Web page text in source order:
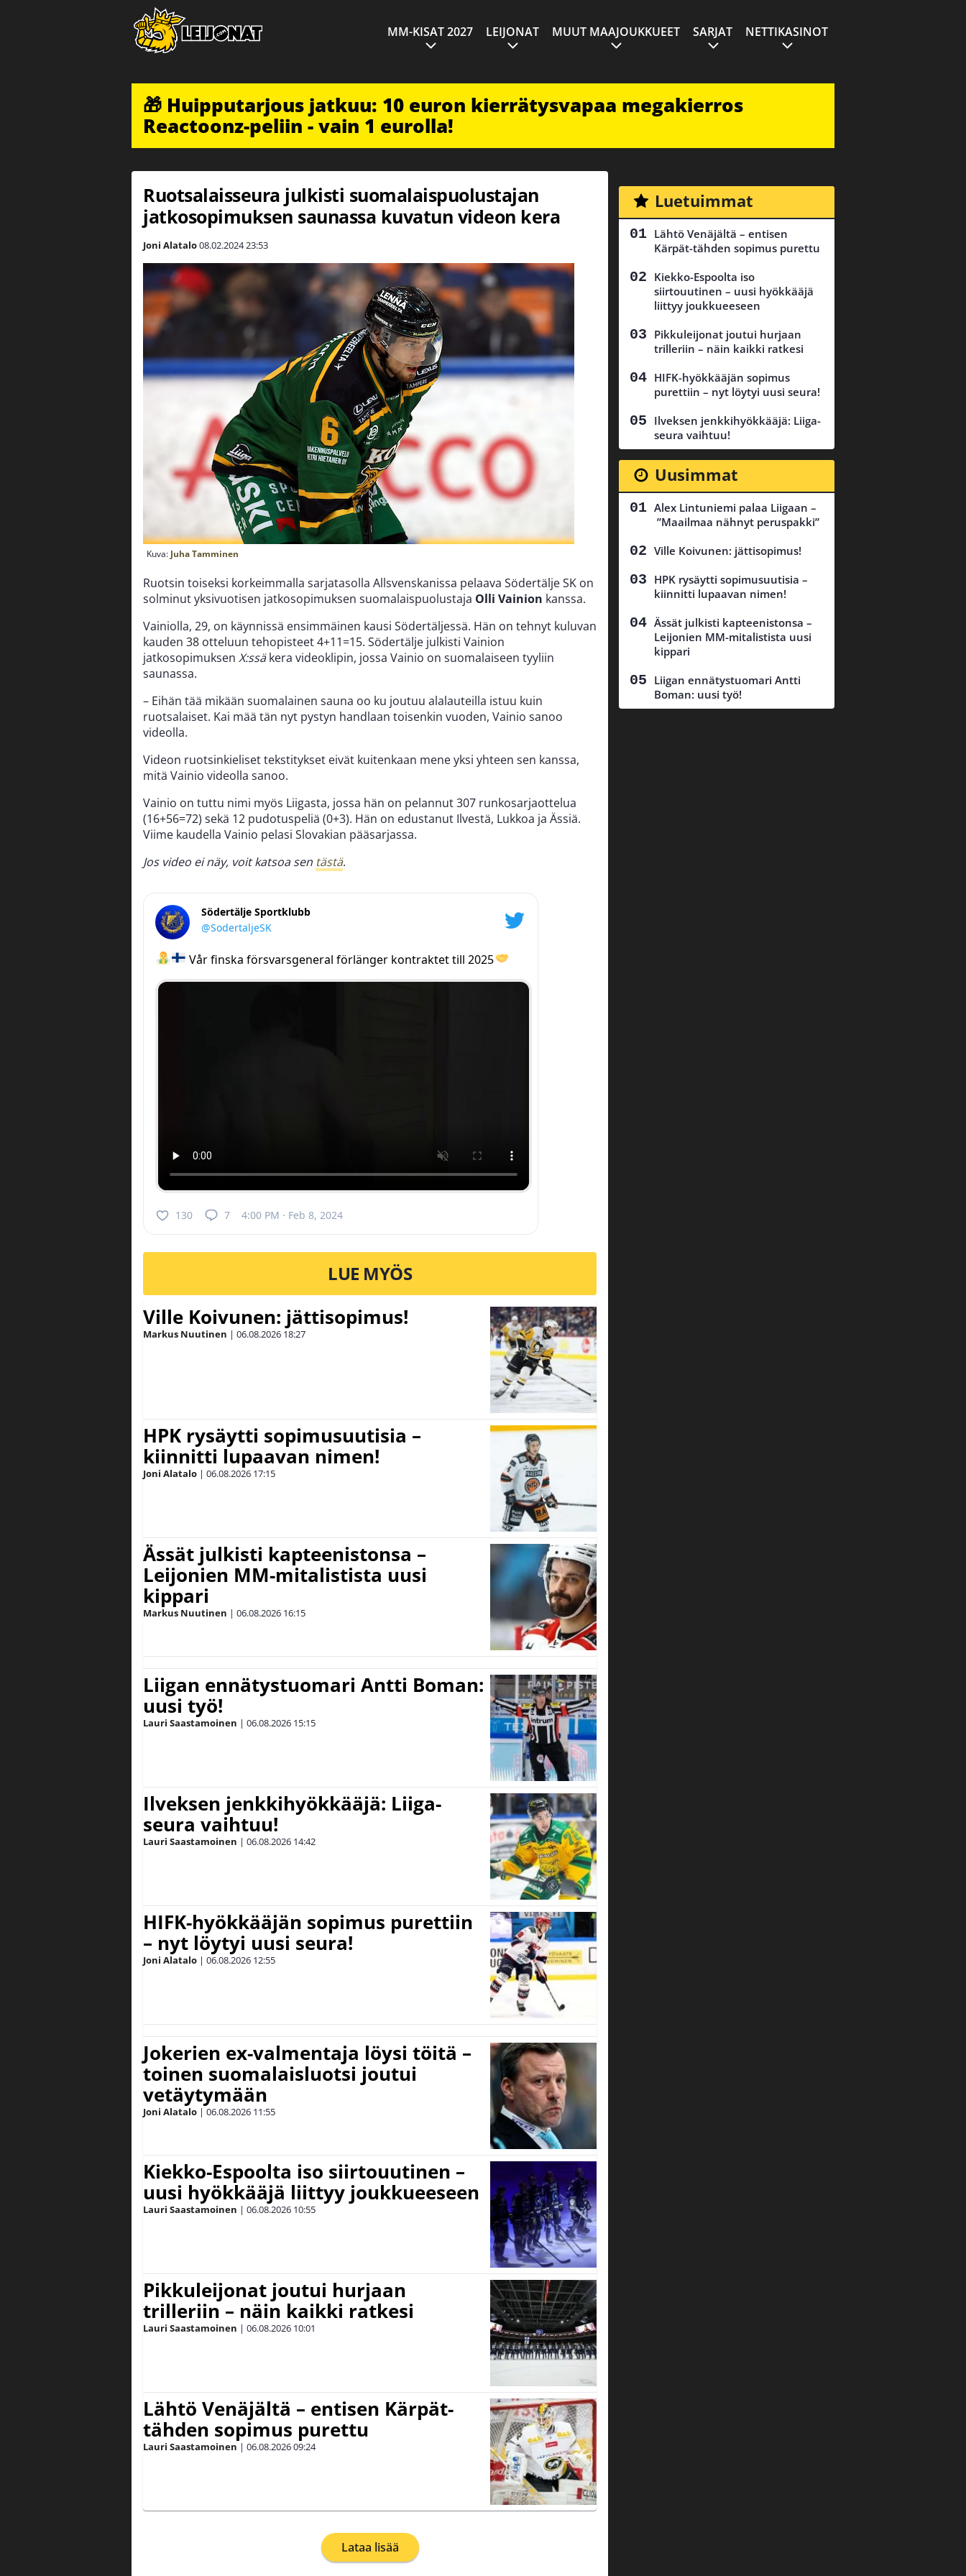
MM-KISAT 2027 LEIJONAT MUUT MAAJOUKKUEET SARJAT NETTIKASINOT
🎁 Huipputarjous jatkuu: 10 euron kierrätysvapaa megakierros
Reactoonz-peliin - vain 1 eurolla!
Ruotsalaisseura julkisti suomalaispuolustajan
jatkosopimuksen saunassa kuvatun videon kera
Joni Alatalo08.02.202423:53
Kuva: Juha Tamminen
Ruotsin toiseksi korkeimmalla sarjatasolla Allsvenskanissa pelaava Södertälje SK on
solminut yksivuotisen jatkosopimuksen suomalaispuolustaja Olli Vainion kanssa.
Vainiolla, 29, on käynnissä ensimmäinen kausi Södertäljessä. Hän on tehnyt kuluvan
kauden 38 otteluun tehopisteet 4+11=15. Södertälje julkisti Vainion
jatkosopimuksen X:ssäkera videoklipin, jossa Vainio on suomalaiseen tyyliin
saunassa.
– Eihän tää mikään suomalainen sauna oo ku joutuu alalauteilla istuu kuin
ruotsalaiset. Kai mää tän nyt pystyn handlaan toisenkin vuoden, Vainio sanoo
videolla.
Videon ruotsinkieliset tekstitykset eivät kuitenkaan mene yksi yhteen sen kanssa,
mitä Vainio videolla sanoo.
Vainio on tuttu nimi myös Liigasta, jossa hän on pelannut 307 runkosarjaottelua
(16+56=72) sekä 12 pudotuspeliä (0+3). Hän on edustanut Ilvestä, Lukkoa ja Ässiä.
Viime kaudella Vainio pelasi Slovakian pääsarjassa.
Jos video ei näy, voit katsoa sen tästä.
Södertälje Sportklubb
@SodertaljeSK
Vår finska försvarsgeneral förlänger kontraktet till 2025
130 7 4:00 PM · Feb 8, 2024
LUE MYÖS
Ville Koivunen: jättisopimus!
Markus Nuutinen | 06.08.2026 18:27
HPK rysäytti sopimusuutisia –
kiinnitti lupaavan nimen!
Joni Alatalo | 06.08.2026 17:15
Ässät julkisti kapteenistonsa –
Leijonien MM-mitalistista uusi
kippari
Markus Nuutinen | 06.08.2026 16:15
Liigan ennätystuomari Antti Boman:
uusi työ!
Lauri Saastamoinen | 06.08.2026 15:15
Ilveksen jenkkihyökkääjä: Liiga-
seura vaihtuu!
Lauri Saastamoinen | 06.08.2026 14:42
HIFK-hyökkääjän sopimus purettiin
– nyt löytyi uusi seura!
Joni Alatalo | 06.08.2026 12:55
Jokerien ex-valmentaja löysi töitä –
toinen suomalaisluotsi joutui
vetäytymään
Joni Alatalo | 06.08.2026 11:55
Kiekko-Espoolta iso siirtouutinen –
uusi hyökkääjä liittyy joukkueeseen
Lauri Saastamoinen | 06.08.2026 10:55
Pikkuleijonat joutui hurjaan
trilleriin – näin kaikki ratkesi
Lauri Saastamoinen | 06.08.2026 10:01
Lähtö Venäjältä – entisen Kärpät-
tähden sopimus purettu
Lauri Saastamoinen | 06.08.202609:24
Lataa lisää
Luetuimmat
Lähtö Venäjältä – entisen
Kärpät-tähden sopimus purettu
Kiekko-Espoolta iso
siirtouutinen – uusi hyökkääjä
liittyy joukkueeseen
Pikkuleijonat joutui hurjaan
trilleriin – näin kaikki ratkesi
HIFK-hyökkääjän sopimus
purettiin – nyt löytyi uusi seura!
Ilveksen jenkkihyökkääjä: Liiga-
seura vaihtuu!
Uusimmat
Alex Lintuniemi palaa Liigaan –
”Maailmaa nähnyt peruspakki”
Ville Koivunen: jättisopimus!
HPK rysäytti sopimusuutisia –
kiinnitti lupaavan nimen!
Ässät julkisti kapteenistonsa –
Leijonien MM-mitalistista uusi
kippari
Liigan ennätystuomari Antti
Boman: uusi työ!